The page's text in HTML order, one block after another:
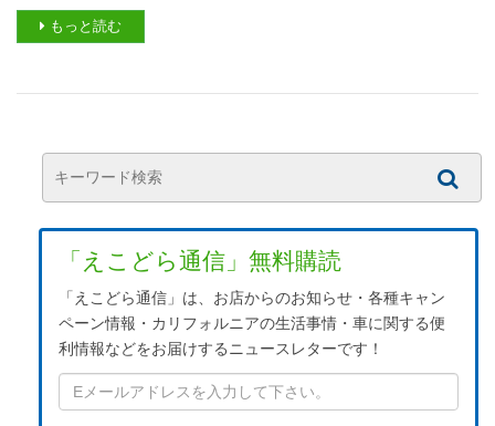
もっと読む
「えこどら通信」無料購読
「えこどら通信」は、お店からのお知らせ・各種キャン
ペーン情報・カリフォルニアの生活事情・車に関する便
利情報などをお届けするニュースレターです！